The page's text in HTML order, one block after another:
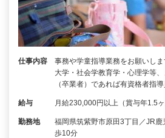
仕事内容
事務や学童指導業務をお願いし
大学・社会学教育学・心理学等
（卒業者）であれば有資格者指
給与 月給230,000円以上（賞与年1.5ヶ
勤務地
福岡県筑紫野市原田3丁目／JR
歩10分